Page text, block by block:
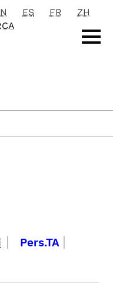
ES FR
ZH
| Pers.TA |